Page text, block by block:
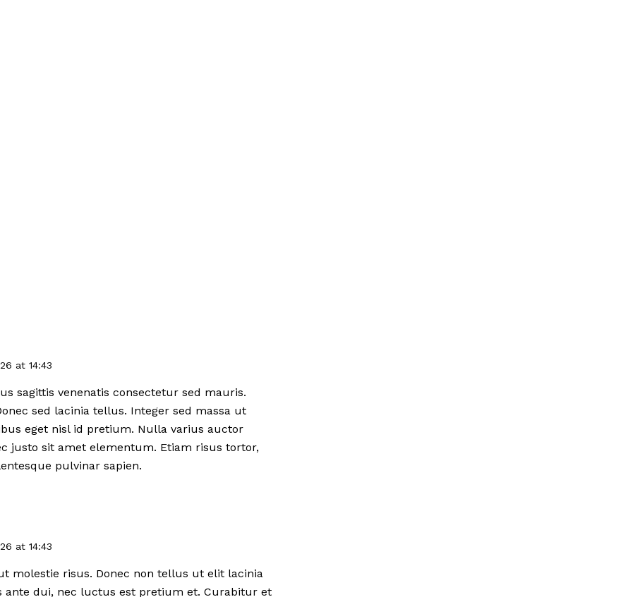
at 14:43
sagittis venenatis consectetur sed mauris.
sed lacinia tellus. Integer sed massa ut
eget nisl id pretium. Nulla varius auctor
justo sit amet elementum. Etiam risus tortor,
pulvinar sapien.
at 14:43
molestie risus. Donec non tellus ut elit lacinia
ante dui, nec luctus est pretium et. Curabitur et